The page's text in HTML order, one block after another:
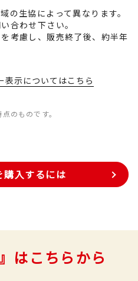
の生協によって異なります。
合わせ下さい。
考慮し、販売終了後、約半年
表示についてはこちら
のものです。
購入するには
はこちらから